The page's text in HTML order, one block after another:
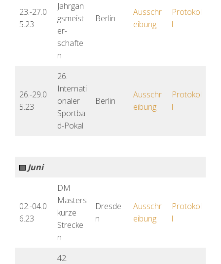
23.-27.0
5.23
Jahrgan
gsmeist
er-
schafte
n
Berlin
Ausschr
eibung
Protokol
l
26.-29.0
5.23
26.
Internati
onaler
Sportba
d-Pokal
Berlin
Ausschr
eibung
Protokol
l
Juni
02.-04.0
6.23
DM
Masters
kurze
Strecke
n
Dresde
n
Ausschr
eibung
Protokol
l
42.